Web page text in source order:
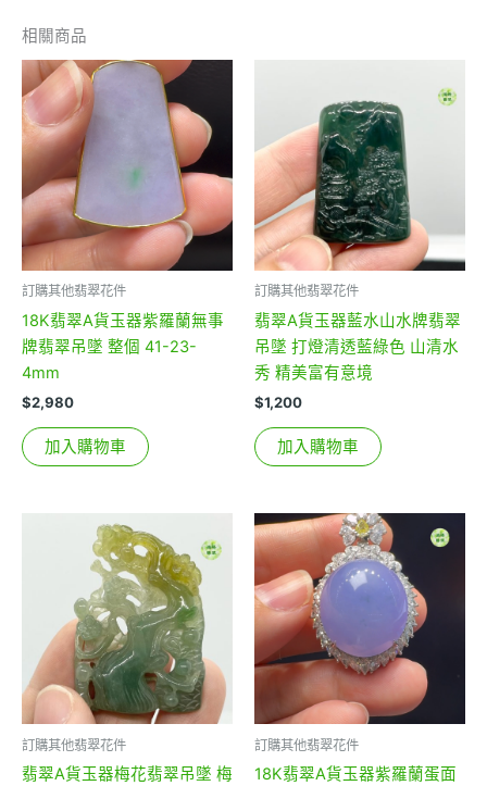
相關商品
訂購其他翡翠花件
18K翡翠A貨玉器紫羅蘭無事
牌翡翠吊墜 整個 41-23-
4mm
$2,980
加入購物車
訂購其他翡翠花件
翡翠A貨玉器藍水山水牌翡翠
吊墜 打燈清透藍綠色 山清水
秀 精美富有意境
$1,200
加入購物車
訂購其他翡翠花件
翡翠A貨玉器梅花翡翠吊墜 梅
訂購其他翡翠花件
18K翡翠A貨玉器紫羅蘭蛋面